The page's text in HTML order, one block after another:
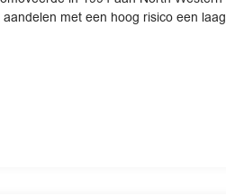
met een hoog risico een laag